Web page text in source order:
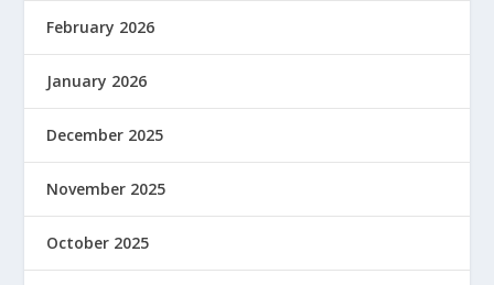
February 2026
January 2026
December 2025
November 2025
October 2025